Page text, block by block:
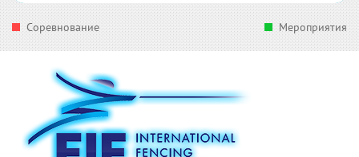
Соревнование Мероприятия